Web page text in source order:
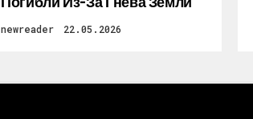
newreader 22.05.2026